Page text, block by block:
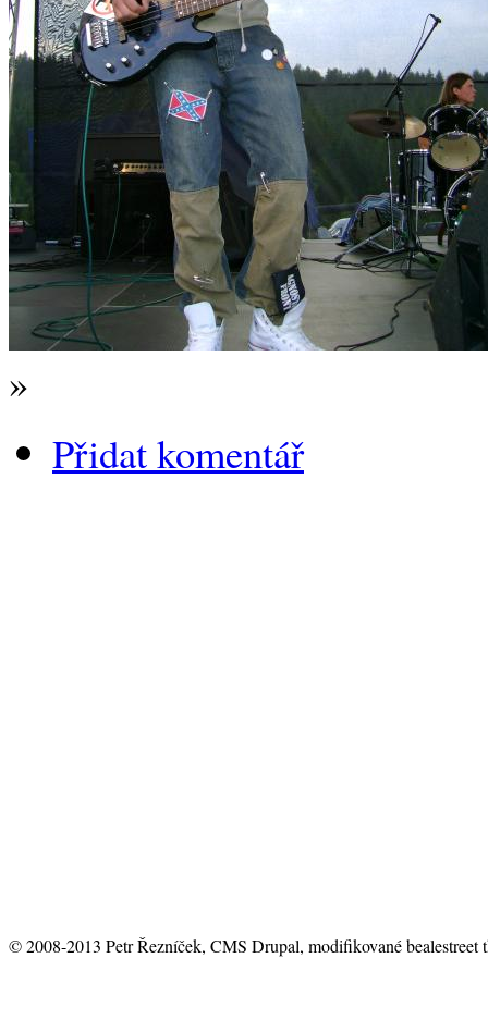
»
Přidat komentář
© 2008-2013 Petr Řezníček, CMS Drupal, modifikované bealestreet